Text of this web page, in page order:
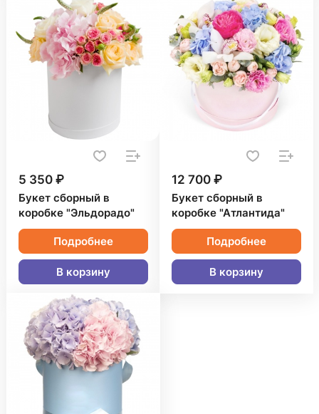
5 350 ₽
Букет сборный в
коробке "Эльдорадо"
Подробнее
В корзину
12 700 ₽
Букет сборный в
коробке "Атлантида"
Подробнее
В корзину